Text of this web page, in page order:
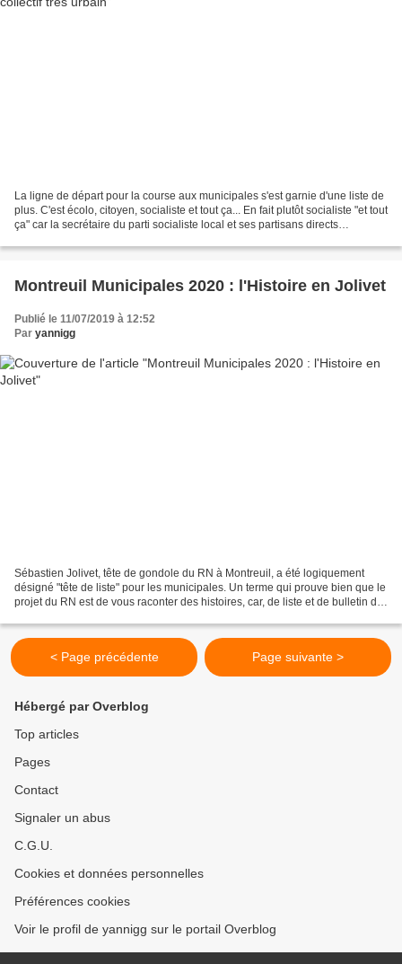
La ligne de départ pour la course aux municipales s'est garnie d'une liste de
plus. C'est écolo, citoyen, socialiste et tout ça... En fait plutôt socialiste "et tout
ça" car la secrétaire du parti socialiste local et ses partisans directs
Montreuil Municipales 2020 : l'Histoire en Jolivet
Publié le 11/07/2019 à 12:52
Par yannigg
Sébastien Jolivet, tête de gondole du RN à Montreuil, a été logiquement
désigné "tête de liste" pour les municipales. Un terme qui prouve bien que le
projet du RN est de vous raconter des histoires, car, de liste et de bulletin de
< Page précédente Page suivante >
Hébergé par Overblog
Top articles
Pages
Contact
Signaler un abus
C.G.U.
Cookies et données personnelles
Préférences cookies
Voir le profil de yannigg sur le portail Overblog